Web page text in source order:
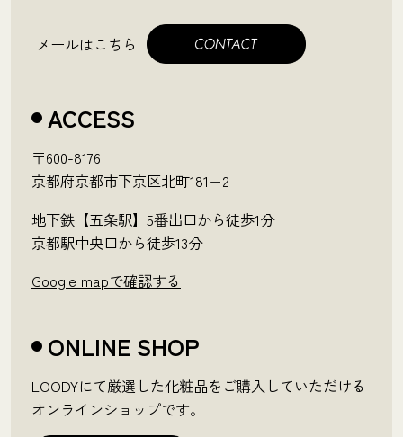
メールはこちら
ACCESS
〒600-8176
京都府京都市下京区北町181−2
地下鉄【五条駅】5番出口から徒歩1分
京都駅中央口から徒歩13分
Google mapで確認する
ONLINE SHOP
LOODYにて厳選した化粧品をご購入していただける
オンラインショップです。